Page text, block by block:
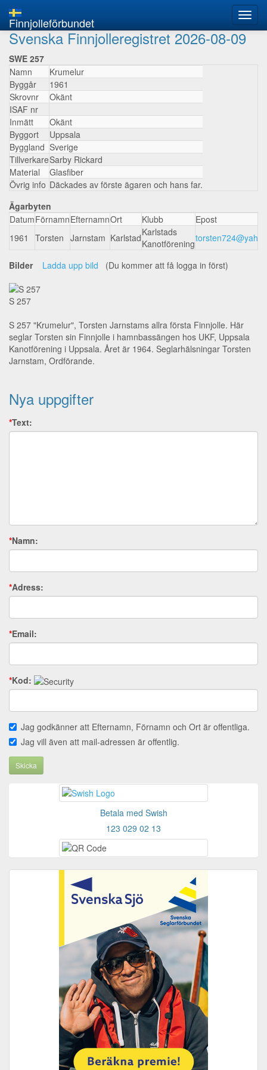
Finnjolleförbundet
Svenska Finnjolleregistret 2026-08-09
SWE 257
Namn
Krumelur
Byggår
1961
Skrovnr
Okänt
ISAF nr
Inmätt
Okänt
Byggort
Uppsala
Byggland Sverige
TillverkareSarby Rickard
Material
Glasfiber
Övrig info Däckades av förste ägaren och hans far.
Ägarbyten
DatumFörnamnEfternamnOrt Klubb
Epost
1961
Torsten Jarnstam KarlstadKarlstads
Kanotförening
Bilder Ladda upp bild (Du kommer att få logga in först)
S 257
S 257 "Krumelur", Torsten Jarnstams allra första Finnjolle. Här
seglar Torsten sin Finnjolle i hamnbassängen hos UKF, Uppsala
Kanotförening i Uppsala. Året är 1964. Seglarhälsningar Torsten
Jarnstam, Ordförande.
Nya uppgifter
*Text:
*Namn:
*Adress:
*Email:
*Kod:
Jag godkänner att Efternamn, Förnamn och Ort är offentliga.
Jag vill även att mail-adressen är offentlig.
Skicka
Betala med Swish
123 029 02 13